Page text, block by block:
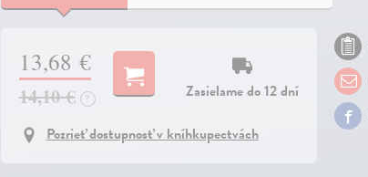
13,68 €
14,10 € ?
Zasielame do 12 dní
Pozrieť dostupnosť v kníhkupectvách